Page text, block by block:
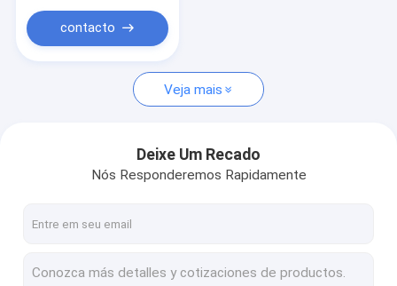
Produtos de favo de mel
contacto
Veja mais
Deixe Um Recado
Nós Responderemos Rapidamente